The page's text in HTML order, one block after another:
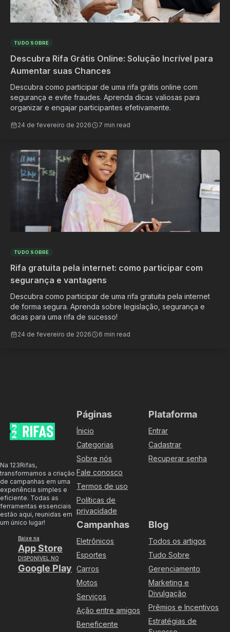
TUDO SOBRE
Descubra Rifa Grátis Online: Solução Incrível para
Aumentar suas Chances
Descubra como participar de uma rifa grátis online com
segurança e evite fraudes. Aprenda dicas valiosas para
organizar e engajar participantes efetivamente.
24 de fevereiro de 2026 7 min read
TUDO SOBRE
Rifa gratuita pela internet: como participar com
segurança e vantagens
Descubra como participar de uma rifa gratuita pela internet
de forma segura. Aprenda sobre legislação, segurança e
dicas para uma rifa de sucesso!
24 de fevereiro de 2026 6 min read
Na 123Rifas,
transformamos a criação
de campanhas em uma
experiência simples e
eficiente. Todas as
ferramentas essenciais
estão aqui, reunidas em
um único lugar!
Baixe na
App Store
DISPONÍVEL NO
Google Play
Páginas
Ínicio
Categorias
Sobre nós
Fale conosco
Termos de uso
Políticas de
privacidade
Plataforma
Entrar
Cadastrar
Recuperar senha
Campanhas
Eletrônicos
Esportes
Carros
Motos
Serviços
Ação entre amigos
Beneficente
Blog
Todos os artigos
Tudo Sobre
Gerenciamento
Marketing e
Divulgação
Prêmios e Incentivos
Estratégias de